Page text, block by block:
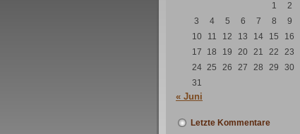
1
2
3
4 5 6 7 8
9
10
11 12 13 14 15
16
17
18 19 20 21 22
23
24 25 26 27 28 29
30
31
« Juni
Letzte Kommentare